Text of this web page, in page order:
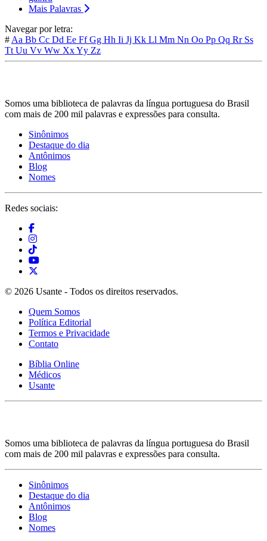
Mais Palavras
Navegar por letra:
# Aa Bb Cc Dd Ee FfGg Hh Ii Jj Kk Ll Mm Nn Oo Pp Qq Rr Ss
Tt Uu Vv Ww XxYy Zz
Somos uma biblioteca de palavras da língua portuguesa do Brasil
com mais de 200 mil palavras e expressões para consulta.
Sinônimos
Destaque do dia
Antônimos
Blog
Nomes
Redes sociais:
© 2026 Usante - Todos os direitos reservados.
Quem Somos
Política Editorial
Termos e Privacidade
Contato
Bíblia Online
Médicos
Usante
Somos uma biblioteca de palavras da língua portuguesa do Brasil
com mais de 200 mil palavras e expressões para consulta.
Sinônimos
Destaque do dia
Antônimos
Blog
Nomes